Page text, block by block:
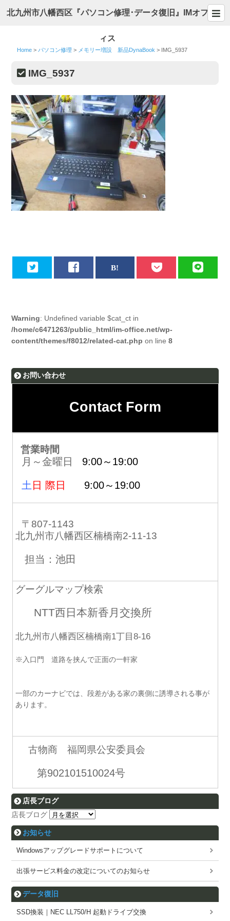
北九州市八幡西区『パソコン修理･データ復旧』IMオフ
ィス
Home > パソコン修理 > メモリー増設 新品DynaBook > IMG_5937
IMG_5937
Warning: Undefined variable $cat_ct in
/home/c6471263/public_html/im-office.net/wp-
content/themes/f8012/related-cat.php on line8
お問い合わせ
Contact Form
営業時間
月～金曜日 9:00～19:00
土 日 際日 9:00～19:00
〒807-1143
北九州市八幡西区楠橋南2-11-13
担当：池田
グーグルマップ検索
NTT西日本新香月交換所
北九州市八幡西区楠橋南1丁目8-16
※入口門 道路を挟んで正面の一軒家
一部のカーナビでは、段差がある家の裏側に誘導される事が
あります。
古物商 福岡県公安委員会
第902101510024号
店長ブログ
店長ブログ
お知らせ
Windowsアップグレードサポートについて
出張サービス料金の改定についてのお知らせ
データ復旧
SSD換装｜NEC LL750/H 起動ドライブ交換